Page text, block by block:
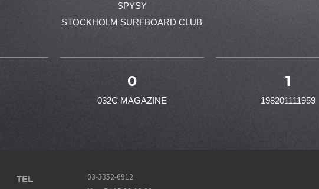
SPYSY
STOCKHOLM SURFBOARD CLUB
0
032C MAGAZINE
1
198201111959
TEL 03-3352-6912